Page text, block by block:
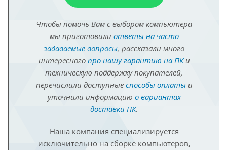
Чтобы помочь Вам с выбором компьютера
мы приготовили ответы на часто
задаваемые вопросы, рассказали много
интересного про нашу гарантию на ПКи
техническую поддержку покупателей,
перечислили доступные способы оплатыи
уточнили информацию о вариантах
доставки ПК.
Наша компания специализируется
исключительно на сборке компьютеров,